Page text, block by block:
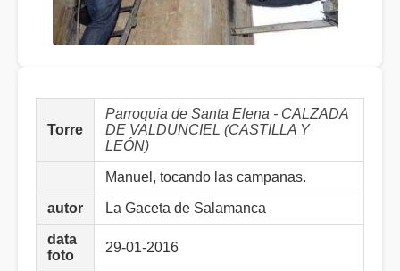
Torre
Parroquia de Santa Elena - CALZADA
DE VALDUNCIEL (CASTILLA Y
LEÓN)
Manuel, tocando las campanas.
autor La Gaceta de Salamanca
data
foto
29-01-2016